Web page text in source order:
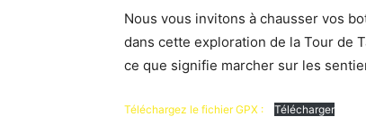
Nous vous invitons à chausser vos
dans cette exploration de la Tour de
ce que signifie marcher sur les
Téléchargez le fichier GPX : Télécharger